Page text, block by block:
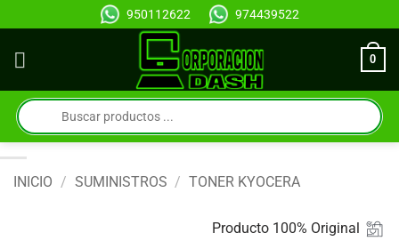
al
contenido
950112622 974439522
0
Búsqueda
de
productos
INICIO / SUMINISTROS / TONER KYOCERA
Producto 100% Original